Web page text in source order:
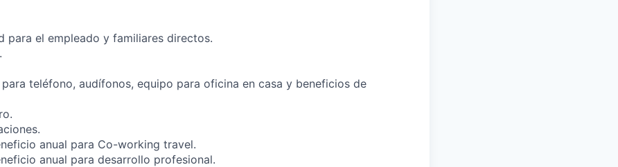
para el empleado y familiares directos.
para teléfono, audífonos, equipo para oficina en casa y beneficios de
anual para Co-working travel.
anual para desarrollo profesional.